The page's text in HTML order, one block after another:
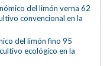
del limón verna 62
convencional en la
del limón fino 95
ecológico en la